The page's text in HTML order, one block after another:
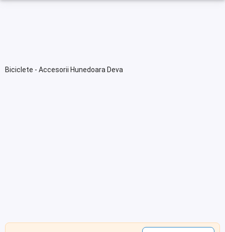
Biciclete - Accesorii Hunedoara Deva